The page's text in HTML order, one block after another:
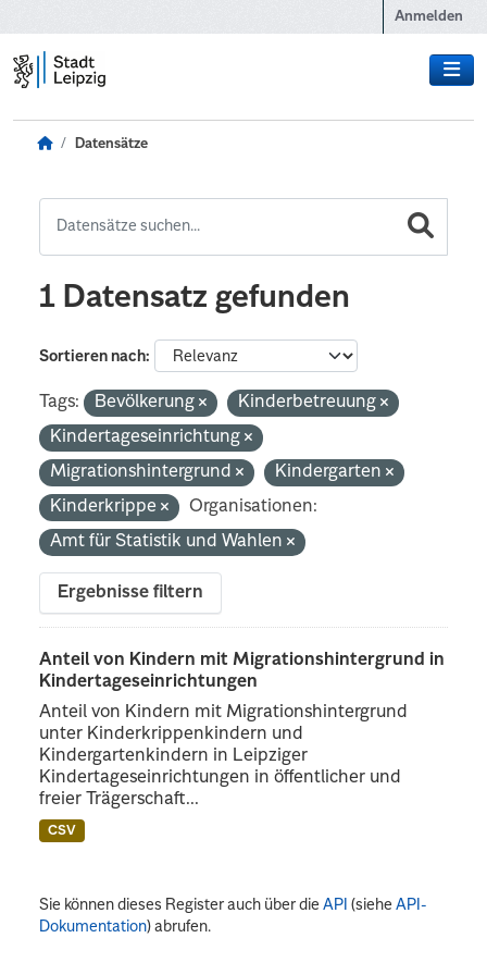
Anmelden
Datensätze
1 Datensatz gefunden
Sortieren nach
Tags: Bevölkerung
Kinderbetreuung
Kindertageseinrichtung
Migrationshintergrund
Kindergarten
Kinderkrippe
Organisationen:
Amt für Statistik und Wahlen
Ergebnisse filtern
Anteil von Kindern mit Migrationshintergrund in
Kindertageseinrichtungen
Anteil von Kindern mit Migrationshintergrund
unter Kinderkrippenkindern und
Kindergartenkindern in Leipziger
Kindertageseinrichtungen in öffentlicher und
freier Trägerschaft...
CSV
Sie können dieses Register auch über dieAPI (sieheAPI-
Dokumentation) abrufen.